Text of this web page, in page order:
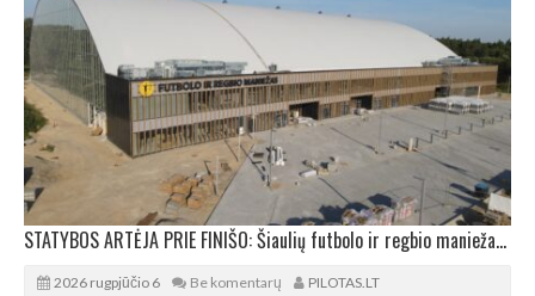
STATYBOS ARTĖJA PRIE FINIŠO: Šiaulių futbolo ir regbio maniežas įgavo kontūrus
2026 rugpjūčio 6 Be komentarų PILOTAS.LT